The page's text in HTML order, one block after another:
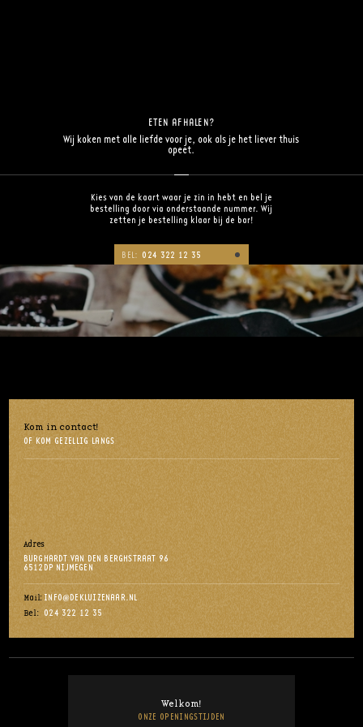
ETEN AFHALEN?
Wij koken met alle liefde voor je, ook als je het liever thuis
opeet.
Kies van de kaart waar je zin in hebt en bel je
bestelling door via onderstaande nummer. Wij
zetten je bestelling klaar bij de bar!
BEL: 024 322 12 35
Kom in contact!
OF KOM GEZELLIG LANGS
Adres
BURGHARDT VAN DEN BERGHSTRAAT 96
6512DP NIJMEGEN
Mail: INFO@DEKLUIZENAAR.NL
Bel: 024 322 12 35
Welkom!
ONZE OPENINGSTIJDEN